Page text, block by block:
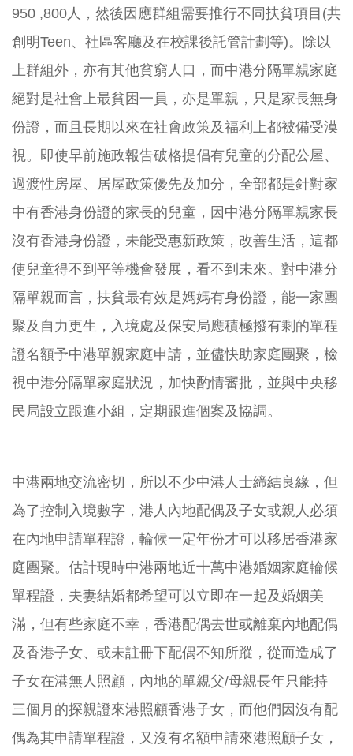
950 ,800人，然後因應群組需要推行不同扶貧項目(共
創明Teen、社區客廳及在校課後託管計劃等)。除以
上群組外，亦有其他貧窮人口，而中港分隔單親家庭
絕對是社會上最貧困一員，亦是單親，只是家長無身
份證，而且長期以來在社會政策及福利上都被備受漠
視。即使早前施政報告破格提倡有兒童的分配公屋、
過渡性房屋、居屋政策優先及加分，全部都是針對家
中有香港身份證的家長的兒童，因中港分隔單親家長
沒有香港身份證，未能受惠新政策，改善生活，這都
使兒童得不到平等機會發展，看不到未來。對中港分
隔單親而言，扶貧最有效是媽媽有身份證，能一家團
聚及自力更生，入境處及保安局應積極撥有剩的單程
證名額予中港單親家庭申請，並儘快助家庭團聚，檢
視中港分隔單家庭狀況，加快酌情審批，並與中央移
民局設立跟進小組，定期跟進個案及協調。
中港兩地交流密切，所以不少中港人士締結良緣，但
為了控制入境數字，港人內地配偶及子女或親人必須
在內地申請單程證，輪候一定年份才可以移居香港家
庭團聚。估計現時中港兩地近十萬中港婚姻家庭輪候
單程證，夫妻結婚都希望可以立即在一起及婚姻美
滿，但有些家庭不幸，香港配偶去世或離棄內地配偶
及香港子女、或未註冊下配偶不知所蹤，從而造成了
子女在港無人照顧，內地的單親父/母親長年只能持
三個月的探親證來港照顧香港子女，而他們因沒有配
偶為其申請單程證，又沒有名額申請來港照顧子女，